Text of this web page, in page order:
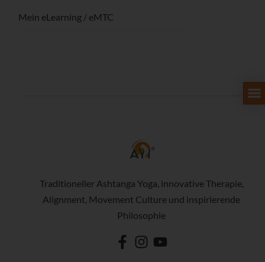
Mein eLearning / eMTC
Traditioneller Ashtanga Yoga, innovative Therapie,
Alignment, Movement Culture und inspirierende
Philosophie